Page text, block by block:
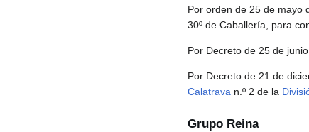
Por orden de 25 de mayo
30º de Caballería, para
Por Decreto de 25 de
Por Decreto de 21 de
Calatrava n.º 2 de la
Grupo Reina